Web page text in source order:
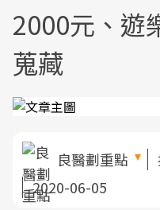
2000元、
蒐藏
良醫劃重點
2020-06-05